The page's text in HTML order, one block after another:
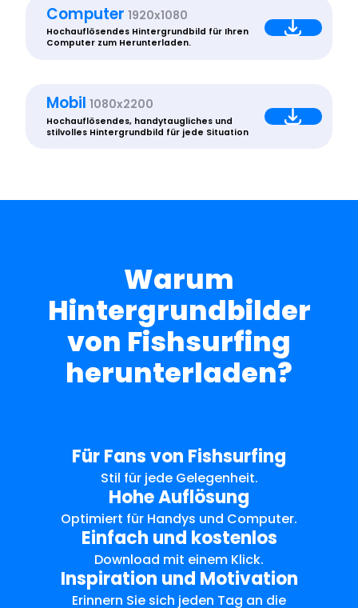
Computer 1920x1080
Hochauflösendes Hintergrundbild für Ihren
Computer zum Herunterladen.
Mobil 1080x2200
Hochauflösendes, handytaugliches und
stilvolles Hintergrundbild für jede Situation
Warum
Hintergrundbilder
von Fishsurfing
herunterladen?
Für Fans von Fishsurfing
Stil für jede Gelegenheit.
Hohe Auflösung
Optimiert für Handys und Computer.
Einfach und kostenlos
Download mit einem Klick.
Inspiration und Motivation
Erinnern Sie sich jeden Tag an die